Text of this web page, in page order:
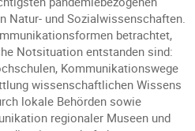
Natur- und Sozialwissenschaften.
betrachtet,
Notsituation entstanden sind:
Kommunikationswege
wissenschaftlichen Wissens
lokale Behörden sowie
regionaler Museen und